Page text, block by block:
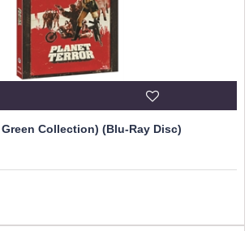
Collection) (Blu-Ray Disc)